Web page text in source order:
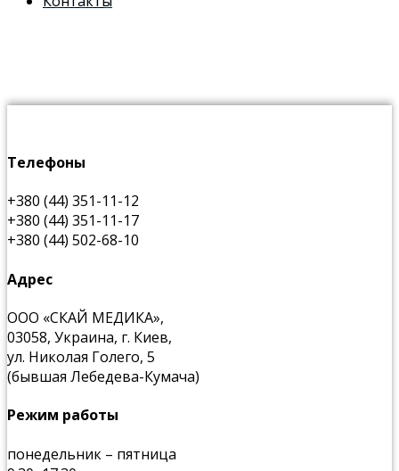
Телефоны
+380 (44) 351-11-12
+380 (44) 351-11-17
+380 (44) 502-68-10
Адрес
ООО «СКАЙ МЕДИКА»,
03058, Украина, г. Киев,
ул. Николая Голего, 5
(бывшая Лебедева-Кумача)
Режим работы
понедельник – пятница